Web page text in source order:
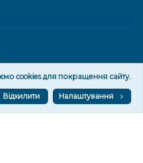
cookies для покращення сайту.
Відхилити Налаштування